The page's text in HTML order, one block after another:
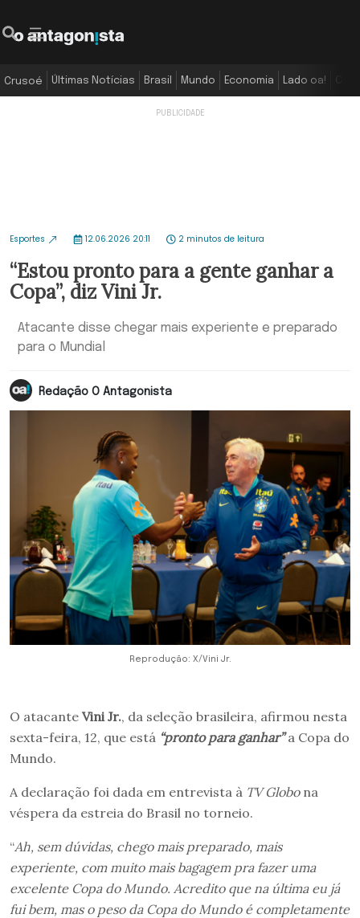
Crusoé Últimas Notícias Brasil Mundo Economia Lado oa!
Esportes 12.06.2026 20:11 2 minutos de leitura
“Estou pronto para a gente ganhar a
Copa”, diz Vini Jr.
Atacante disse chegar mais experiente e preparado
para o Mundial
Redação O Antagonista
Reprodução: X/Vini Jr.
O atacante Vini Jr., da seleção brasileira, afirmou nesta
sexta-feira, 12, que está “pronto para ganhar”a Copa do
Mundo.
A declaração foi dada em entrevista à TV Globona
véspera da estreia do Brasil no torneio.
“Ah, sem dúvidas, chego mais preparado, mais
experiente, com muito mais bagagem pra fazer uma
excelente Copa do Mundo. Acredito que na última eu já
fui bem, mas o peso da Copa do Mundo é completamente